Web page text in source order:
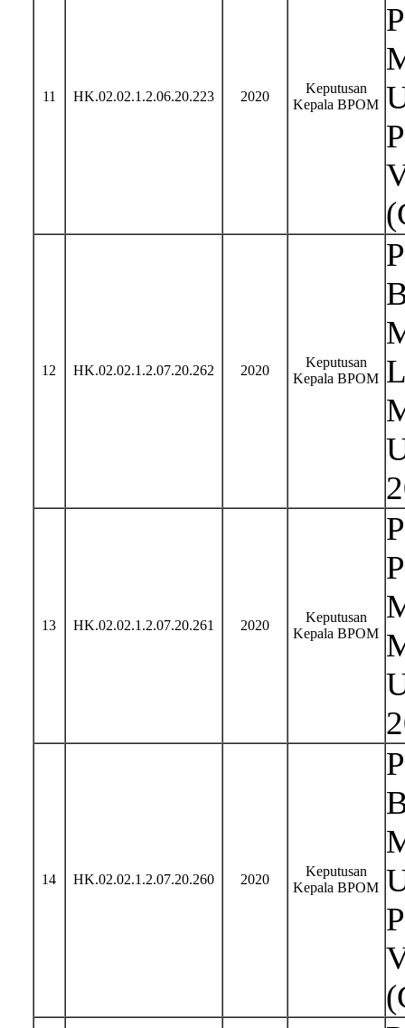
11 HK.02.02.1.2.06.20.223 2020
Keputusan
Kepala BPOM
12 HK.02.02.1.2.07.20.262 2020
Keputusan
Kepala BPOM
13 HK.02.02.1.2.07.20.261 2020
Keputusan
Kepala BPOM
14 HK.02.02.1.2.07.20.260 2020
Keputusan
Kepala BPOM